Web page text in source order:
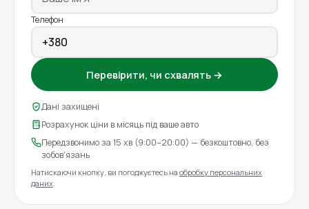
Телефон
Перевірити, чи схвалять →
Дані захищені
Розрахунок ціни в місяць під ваше авто
Передзвонимо за 15 хв (9:00–20:00) — безкоштовно, без
зобов'язань
Натискаючи кнопку, ви погоджуєтесь на обробку персональних
даних.